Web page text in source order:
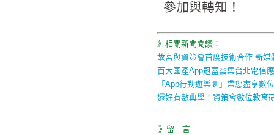
參加與轉知！
》相關新聞閱讀：
故宮與資策會首度技術合作 新媒
百大國產App冠蓋雲集台北電信
「App行動遊樂園」帶您盡享數
還好有數典學！資策會數位教育
》留 言